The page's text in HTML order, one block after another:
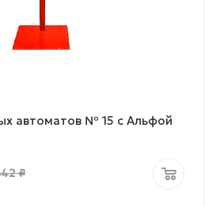
автоматов № 15 с Альфой
₽